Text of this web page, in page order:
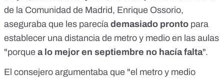
de la Comunidad de Madrid, Enrique Ossorio,
aseguraba que les parecía demasiado pronto para
establecer una distancia de metro y medio en las aulas
"porque a lo mejor en septiembre no hacía falta".
El consejero argumentaba que "el metro y medio